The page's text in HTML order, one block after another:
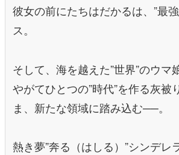
彼女の前にたちはだかるは、”最
ス。
そして、海を越えた”世界”のウマ
やがてひとつの”時代”を作る灰被
ま、新たな領域に踏み込む──。
熱き夢”奔る（はしる）”シンデレ